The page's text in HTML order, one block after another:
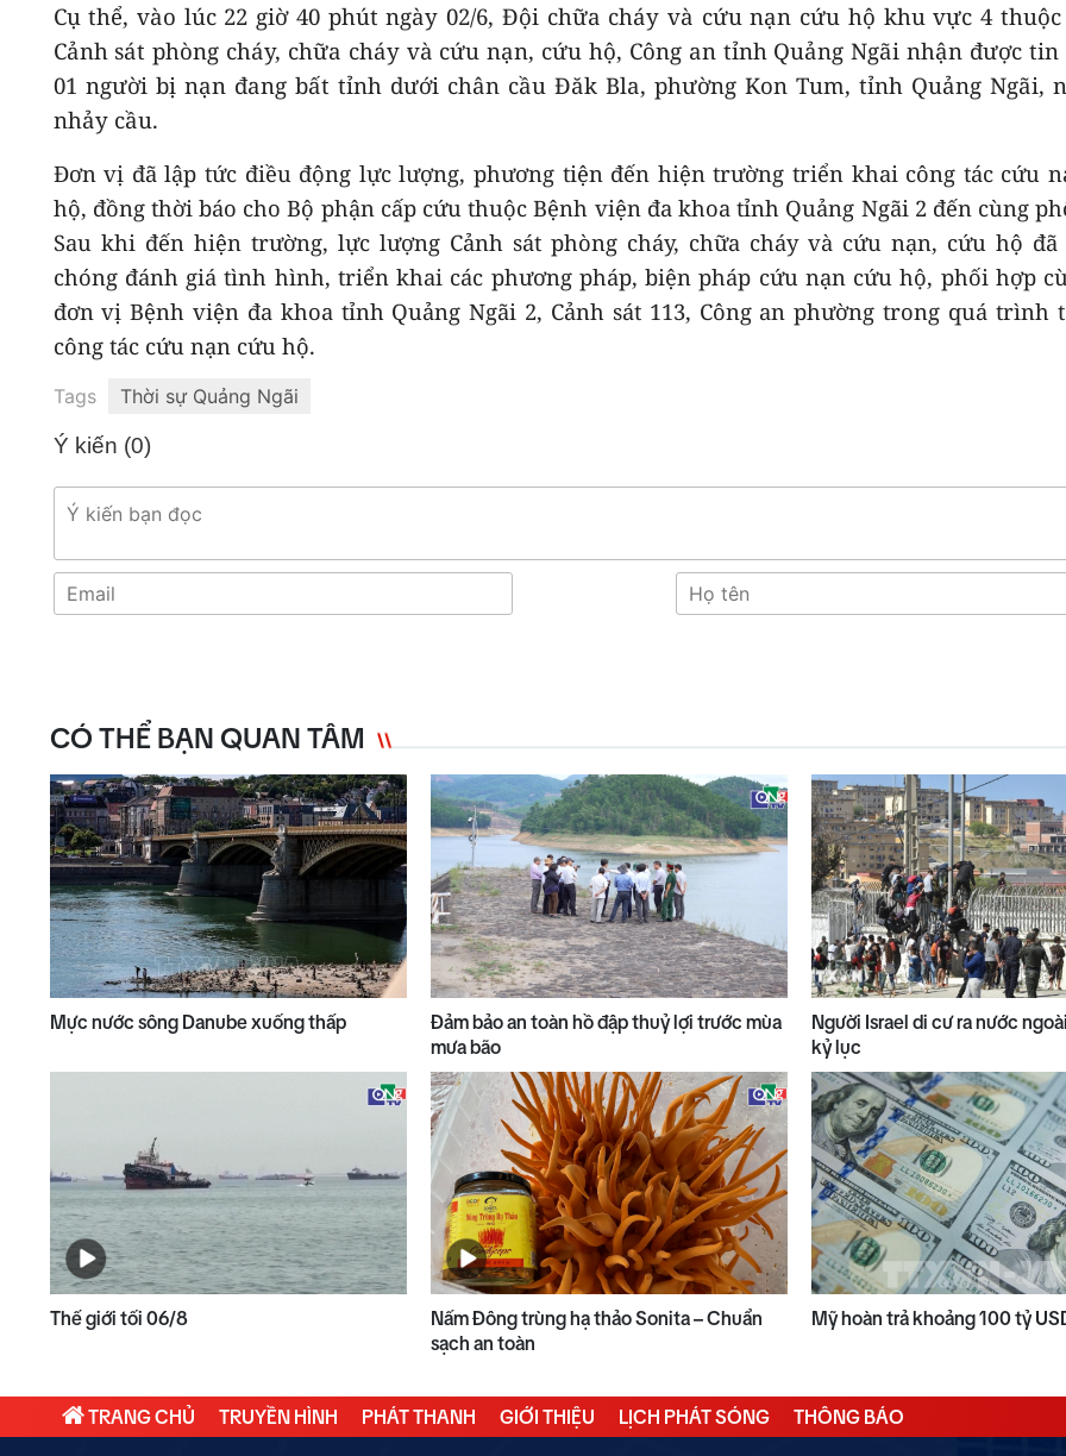
Cụ thể, vào lúc 22 giờ 40 phút ngày 02/6, Đội chữa cháy và cứu nạn cứu hộ khu vực 4 thuộc
Cảnh sát phòng cháy, chữa cháy và cứu nạn, cứu hộ, Công an tỉnh Quảng Ngãi nhận được tin
01 người bị nạn đang bất tỉnh dưới chân cầu Đăk Bla, phường Kon Tum, tỉnh Quảng Ngãi,
nhảy cầu.
Đơn vị đã lập tức điều động lực lượng, phương tiện đến hiện trường triển khai công tác cứu
hộ, đồng thời báo cho Bộ phận cấp cứu thuộc Bệnh viện đa khoa tỉnh Quảng Ngãi 2 đến cùng
Sau khi đến hiện trường, lực lượng Cảnh sát phòng cháy, chữa cháy và cứu nạn, cứu hộ đã
chóng đánh giá tình hình, triển khai các phương pháp, biện pháp cứu nạn cứu hộ, phối hợp
đơn vị Bệnh viện đa khoa tỉnh Quảng Ngãi 2, Cảnh sát 113, Công an phường trong quá trình
công tác cứu nạn cứu hộ.
Tags Thời sự Quảng Ngãi
Ý kiến (0)
CÓ THỂ BẠN QUAN TÂM
Mực nước sông Danube xuống thấp
Đảm bảo an toàn hồ đập thuỷ lợi trước mùa
mưa bão
Người Israel di cư ra nước
kỷ lục
Thế giới tối 06/8
Nấm Đông trùng hạ thảo Sonita – Chuẩn
sạch an toàn
Mỹ hoàn trả khoảng 100 tỷ
TRANG CHỦ TRUYỀN HÌNH PHÁT THANH GIỚI THIỆU LỊCH PHÁT SÓNG THÔNG BÁO